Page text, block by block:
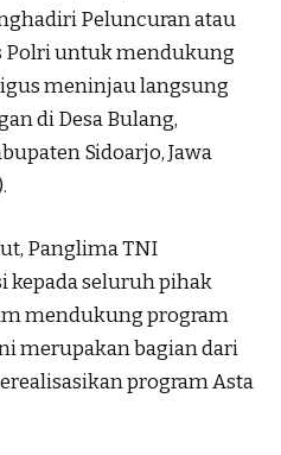
Peluncuran atau
Polri untuk mendukung
meninjau langsung
di Desa Bulang,
Sidoarjo, Jawa
Panglima TNI
kepada seluruh pihak
mendukung program
merupakan bagian dari
program Asta